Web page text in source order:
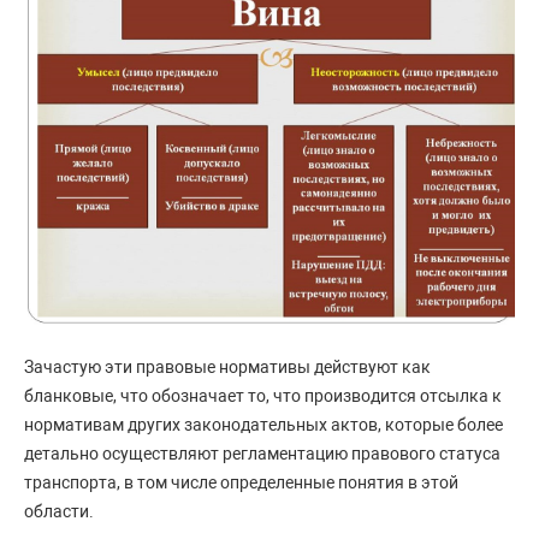
Зачастую эти правовые нормативы действуют как
бланковые, что обозначает то, что производится отсылка к
нормативам других законодательных актов, которые более
детально осуществляют регламентацию правового статуса
транспорта, в том числе определенные понятия в этой
области.